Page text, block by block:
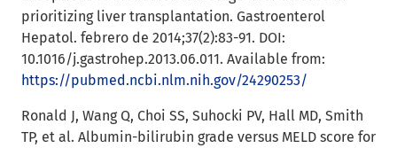
prioritizing liver transplantation. Gastroenterol
Hepatol. febrero de 2014;37(2):83-91. DOI:
10.1016/j.gastrohep.2013.06.011. Available from:
https://pubmed.ncbi.nlm.nih.gov/24290253/
Ronald J, Wang Q, Choi SS, Suhocki PV, Hall MD, Smith
TP, et al. Albumin-bilirubin grade versus MELD score for